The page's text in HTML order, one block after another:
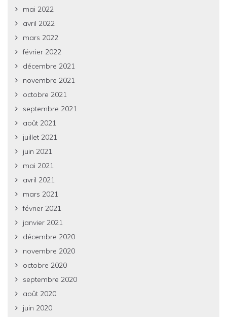
mai 2022
avril 2022
mars 2022
février 2022
décembre 2021
novembre 2021
octobre 2021
septembre 2021
août 2021
juillet 2021
juin 2021
mai 2021
avril 2021
mars 2021
février 2021
janvier 2021
décembre 2020
novembre 2020
octobre 2020
septembre 2020
août 2020
juin 2020